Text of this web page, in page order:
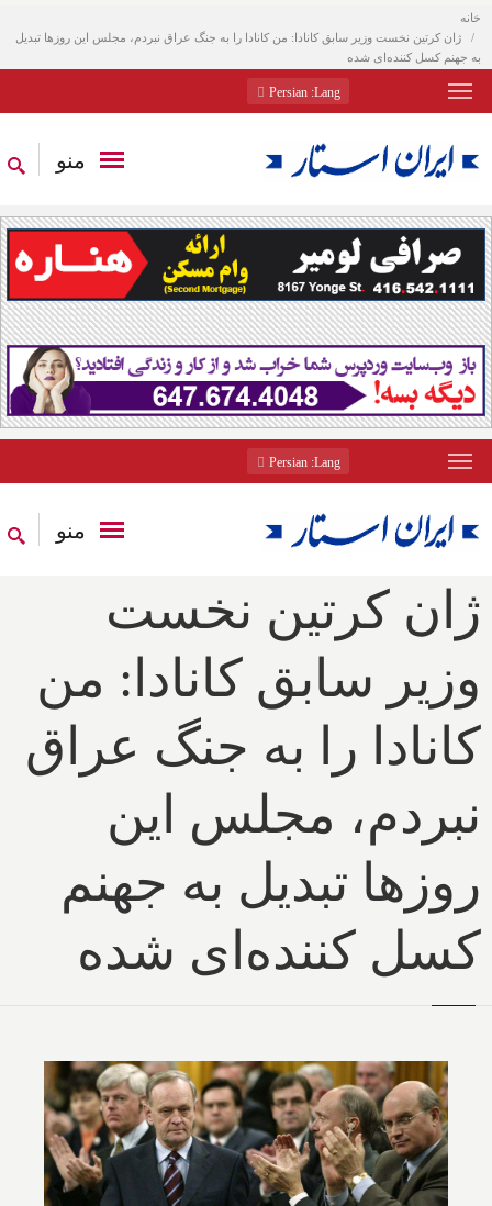
خانه
ژان کرتین نخست وزیر سابق کانادا: من کانادا را به جنگ عراق نبردم، مجلس این روزها تبدیل
به جهنم کسل کننده‌ای شده
Lang
: Persian
منو
Lang
: Persian
منو
ژان کرتین نخست
وزیر سابق کانادا: من
کانادا را به جنگ عراق
نبردم، مجلس این
روزها تبدیل به جهنم
کسل کننده‌ای شده